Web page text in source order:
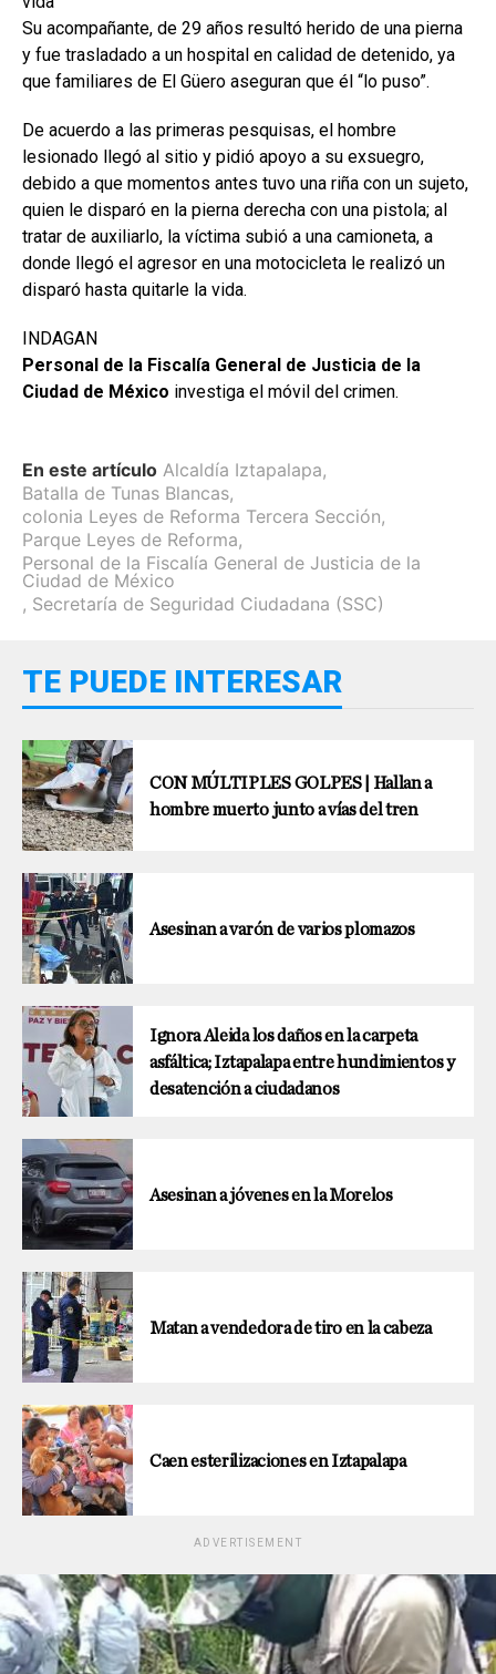
Su acompañante, de 29 años resultó herido de una pierna
y fue trasladado a un hospital en calidad de detenido, ya
que familiares de El Güero aseguran que él “lo puso”.
De acuerdo a las primeras pesquisas, el hombre
lesionado llegó al sitio y pidió apoyo a su exsuegro,
debido a que momentos antes tuvo una riña con un sujeto,
quien le disparó en la pierna derecha con una pistola; al
tratar de auxiliarlo, la víctima subió a una camioneta, a
donde llegó el agresor en una motocicleta le realizó un
disparó hasta quitarle la vida.
INDAGAN
Personal de la Fiscalía General de Justicia de la
Ciudad de México investiga el móvil del crimen.
En este artículo Alcaldía Iztapalapa,
Batalla de Tunas Blancas,
colonia Leyes de Reforma Tercera Sección,
Parque Leyes de Reforma,
Personal de la Fiscalía General de Justicia de la
Ciudad de México
, Secretaría de Seguridad Ciudadana (SSC)
TE PUEDE INTERESAR
CON MÚLTIPLES GOLPES | Hallan a
hombre muerto junto a vías del tren
Asesinan a varón de varios plomazos
Ignora Aleida los daños en la carpeta
asfáltica; Iztapalapa entre hundimientos y
desatención a ciudadanos
Asesinan a jóvenes en la Morelos
Matan a vendedora de tiro en la cabeza
Caen esterilizaciones en Iztapalapa
ADVERTISEMENT